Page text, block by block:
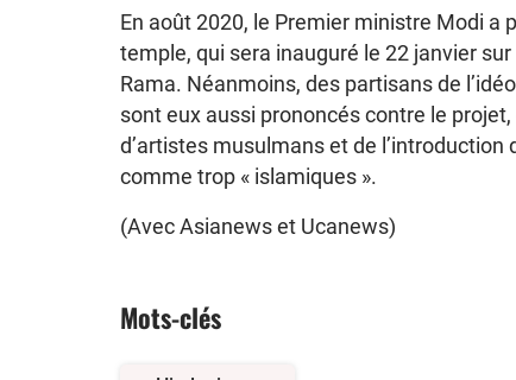
En août 2020, le Premier ministre Modi a
temple, qui sera inauguré le 22 janvier
Rama. Néanmoins, des partisans de
sont eux aussi prononcés contre le
d’artistes musulmans et de
comme trop « islamiques ».
(Avec Asianews et Ucanews)
Mots-clés